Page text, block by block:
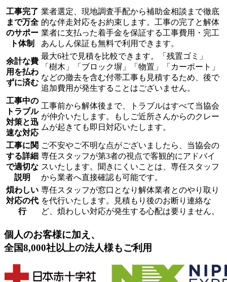
工事完了
まで万全
のサポー
ト体制
業者選定、現地調査手配から補助金相談まで徹底
的な伴走対応をお約束します。工事の完了と解体
業者に支払った着手金を保証する工事費用・完工
あんしん保証も無料で利用できます。
余計な費
用を払わ
ずに済む
最大6社で見積を比較できます。「残置ゴミ」
「樹木」「ブロック塀」「物置」「カーポート」
などの撤去を含む付帯工事も見積するため、後で
追加費用が発生することはございません。
工事中の
トラブル
対策と迅
速な対応
工事前から解体後まで、トラブルはすべて当協会
が仲介いたします。もしご近所さんからのクレー
ムが起きても即日対応いたします。
工事に関
する詳細
で適切な
説明
ご不安やご不明な点がございましたら、当協会の
専任スタッフが第3者の視点で客観的にアドバイ
スいたします。聞きにくいことは、専任スタッフ
から業者へ直接確認も可能です。
煩わしい
対応の代
行
専任スタッフが窓口となり解体業者とのやり取り
を代行いたします。見積もり後のお断り連絡な
ど、煩わしい対応が発生する心配は要りません。
個人のお客様に加え、
全国8,000社以上の法人様もご利用